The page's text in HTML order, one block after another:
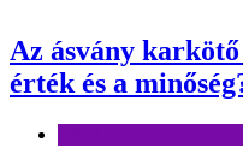
Az ásvány
érték és a